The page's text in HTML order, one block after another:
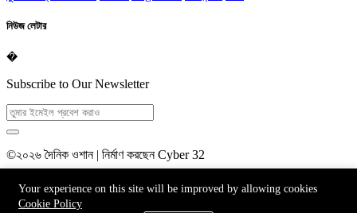
নিউজ লেটার
�
Subscribe to Our Newsletter
©২০২৬ দৈনিক ওশান | নির্মাণ করছেন Cyber 32
Homepage
Contact
Your experience on this site will be improved by allowing cookies
Cookie Policy